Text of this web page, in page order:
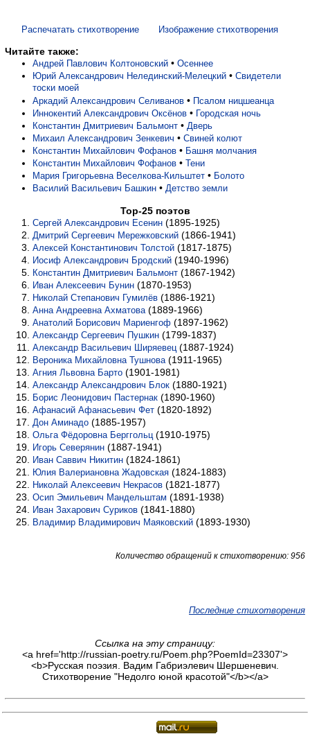
Распечатать стихотворение Изображение стихотворения
Читайте также:
Андрей Павлович Колтоновский • Осеннее
Юрий Александрович Нелединский-Мелецкий • Свидетели
тоски моей
Аркадий Александрович Селиванов • Псалом ницшеанца
Иннокентий Александрович Оксёнов • Городская ночь
Константин Дмитриевич Бальмонт • Дверь
Михаил Александрович Зенкевич • Свиней колют
Константин Михайлович Фофанов • Башня молчания
Константин Михайлович Фофанов • Тени
Мария Григорьевна Веселкова-Кильштет • Болото
Василий Васильевич Башкин • Детство земли
Top-25 поэтов
Сергей Александрович Есенин (1895-1925)
Дмитрий Сергеевич Мережковский (1866-1941)
Алексей Константинович Толстой (1817-1875)
Иосиф Александрович Бродский (1940-1996)
Константин Дмитриевич Бальмонт (1867-1942)
Иван Алексеевич Бунин (1870-1953)
Николай Степанович Гумилёв (1886-1921)
Анна Андреевна Ахматова (1889-1966)
Анатолий Борисович Мариенгоф (1897-1962)
Александр Сергеевич Пушкин (1799-1837)
Александр Васильевич Ширяевец (1887-1924)
Вероника Михайловна Тушнова (1911-1965)
Агния Львовна Барто (1901-1981)
Александр Александрович Блок (1880-1921)
Борис Леонидович Пастернак (1890-1960)
Афанасий Афанасьевич Фет (1820-1892)
Дон Аминадо (1885-1957)
Ольга Фёдоровна Берггольц (1910-1975)
Игорь Северянин (1887-1941)
Иван Саввич Никитин (1824-1861)
Юлия Валериановна Жадовская (1824-1883)
Николай Алексеевич Некрасов (1821-1877)
Осип Эмильевич Мандельштам (1891-1938)
Иван Захарович Суриков (1841-1880)
Владимир Владимирович Маяковский (1893-1930)
Количество обращений к стихотворению: 956
Последние стихотворения
Ссылка на эту страницу:
<a href='http://russian-poetry.ru/Poem.php?PoemId=23307'>
<b>Русская поэзия. Вадим Габриэлевич Шершеневич.
Стихотворение "Недолго юной красотой"</b></a>